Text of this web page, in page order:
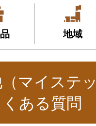
地域
マイステ
ある質問